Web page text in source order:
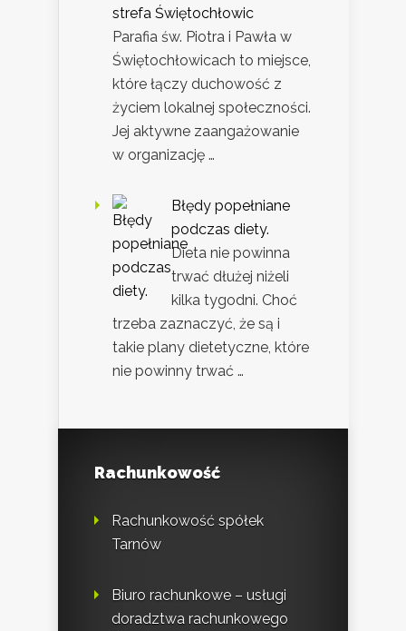
strefa Świętochłowic
Parafia św. Piotra i Pawła w
Świętochłowicach to miejsce,
które łączy duchowość z
życiem lokalnej społeczności.
Jej aktywne zaangażowanie
w organizację …
Błędy popełniane
podczas diety.
Dieta nie powinna
trwać dłużej niżeli
kilka tygodni. Choć
trzeba zaznaczyć, że są i
takie plany dietetyczne, które
nie powinny trwać …
Rachunkowość
Rachunkowość spółek
Tarnów
Biuro rachunkowe – usługi
doradztwa rachunkowego